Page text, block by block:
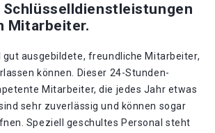
Schlüsselldienstleistungen
Mitarbeiter.
gut ausgebildete, freundliche Mitarbeiter,
können. Dieser 24-Stunden-
Mitarbeiter, die jedes Jahr etwas
sehr zuverlässig und können sogar
Speziell geschultes Personal steht